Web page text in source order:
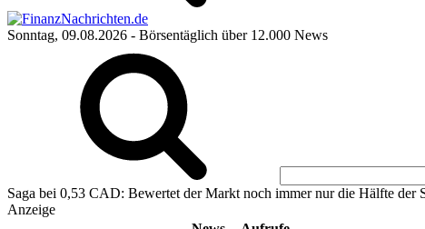
Sonntag, 09.08.2026 - Börsentäglich über 12.000 News
Saga bei 0,53 CAD: Bewertet der Markt noch immer nur die Hälfte der
Anzeige